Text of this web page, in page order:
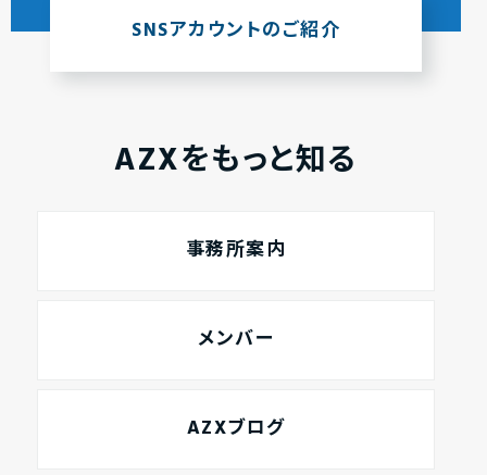
SNSアカウントのご紹介
AZXをもっと知る
事務所案内
メンバー
AZXブログ